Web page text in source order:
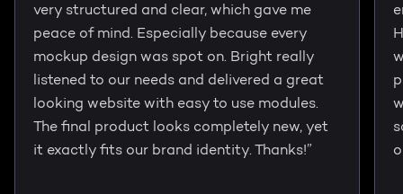
very structured and clear, which gave me
peace of mind. Especially because every
mockup design was spot on. Bright really
listened to our needs and delivered a great
looking website with easy to use modules.
The final product looks completely new, yet
it exactly fits our brand identity. Thanks!”